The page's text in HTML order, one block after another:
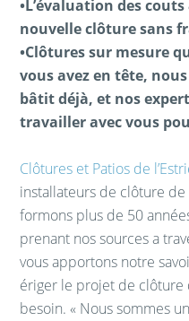
•L’évaluation des
nouvelle clôture sans
•Clôtures sur mesure
vous avez en tête,
bâtit déjà, et nos
travailler avec vous
Clôtures et Patios de
installateurs de clôture de
formons plus de 50
prenant nos sources a
vous apportons notre
ériger le projet de clôture
besoin. « Nous sommes